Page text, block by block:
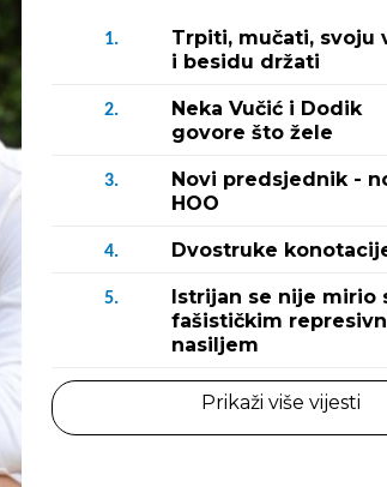
1.
Trpiti, mučati, svoju
i besidu držati
2.
Neka Vučić i Dodik
govore što žele
3.
Novi predsjednik -
HOO
4. Dvostruke
5.
Istrijan se nije mirio
fašističkim
nasiljem
Prikaži više vijesti